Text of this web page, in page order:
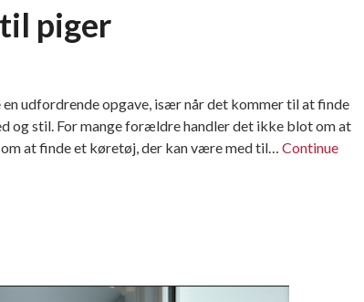
piger
udfordrende opgave, især når det kommer til at finde
og stil. For mange forældre handler det ikke blot om at
at finde et køretøj, der kan være med til… Continue